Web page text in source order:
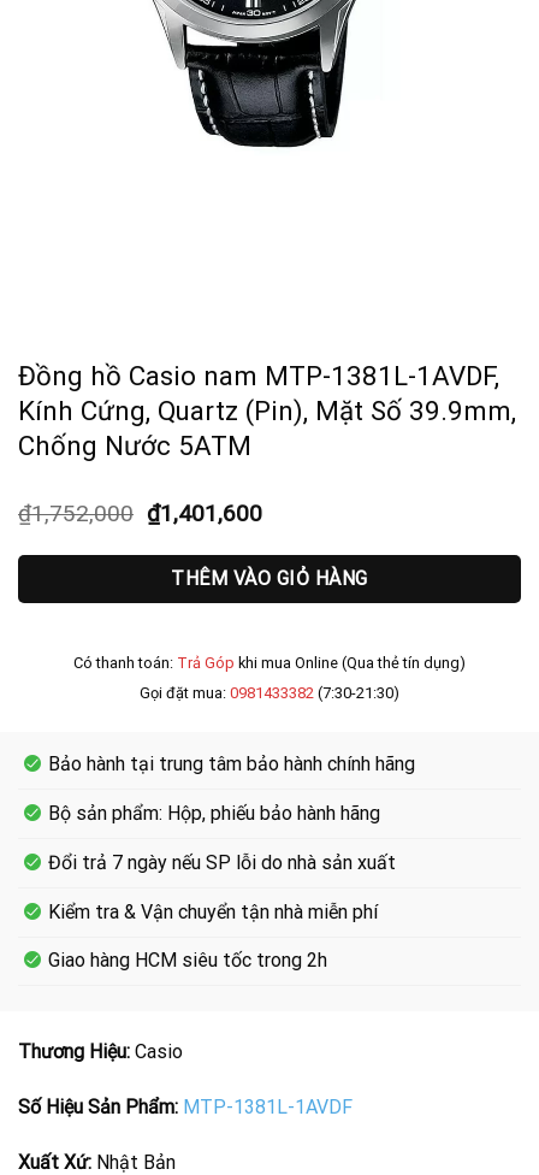
Đồng hồ Casio nam MTP-1381L-1AVDF,
Kính Cứng, Quartz (Pin), Mặt Số 39.9mm,
Chống Nước 5ATM
₫1,752,000 ₫1,401,600
THÊM VÀO GIỎ HÀNG
Có thanh toán: Trả Góp khi mua Online (Qua thẻ tín dụng)
Gọi đặt mua: 0981433382 (7:30-21:30)
Bảo hành tại trung tâm bảo hành chính hãng
Bộ sản phẩm: Hộp, phiếu bảo hành hãng
Đổi trả 7 ngày nếu SP lỗi do nhà sản xuất
Kiểm tra & Vận chuyển tận nhà miễn phí
Giao hàng HCM siêu tốc trong 2h
Thương Hiệu: Casio
Số Hiệu Sản Phẩm: MTP-1381L-1AVDF
Xuất Xứ: Nhật Bản